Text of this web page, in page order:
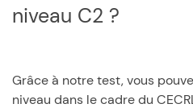
niveau C2 ?
Grâce à notre test, vous
niveau dans le cadre du